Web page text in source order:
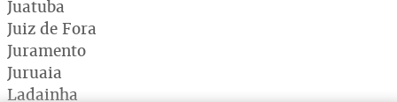
Juatuba
Juiz de Fora
Juramento
Juruaia
Ladainha